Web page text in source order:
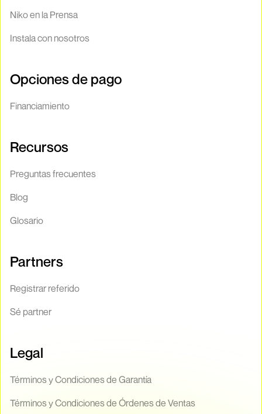
Niko en la Prensa
Instala con nosotros
Opciones de pago
Financiamiento
Recursos
Preguntas frecuentes
Blog
Glosario
Partners
Registrar referido
Sé partner
Legal
Términos y Condiciones de Garantía
Términos y Condiciones de Órdenes de Ventas